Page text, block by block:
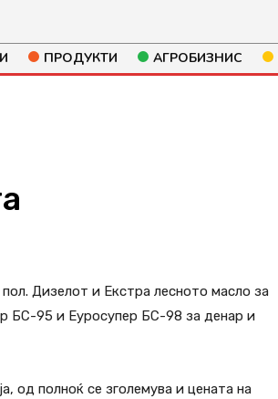
ПРОДУКТИ АГРОБИЗНИС
Дизелот и Екстра лесното масло за
БС-95 и Еуросупер БС-98 за денар и
од полноќ се зголемува и цената на